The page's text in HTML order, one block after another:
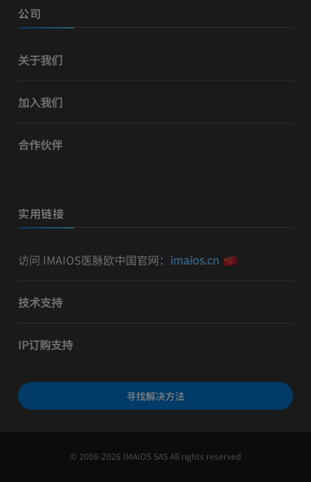
公司
关于我们
加入我们
合作伙伴
实用链接
访问 IMAIOS医脉欧中国官网： imaios.cn
技术支持
IP订购支持
寻找解决方法
© 2008-2026 IMAIOS SAS All rights reserved